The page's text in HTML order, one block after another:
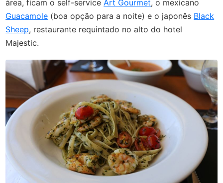
área, ficam o self-service Art Gourmet, o mexicano
Guacamole (boa opção para a noite) e o japonês Black
Sheep, restaurante requintado no alto do hotel
Majestic.